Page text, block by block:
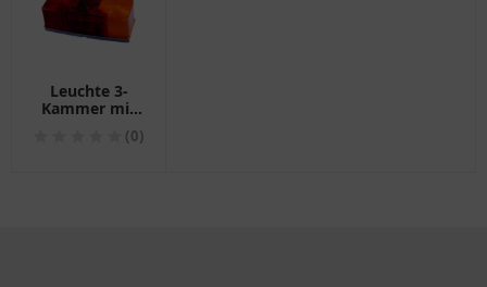
Leuchte 3-
Kammer mit
Kennzeichenleuchte
Jokon rechts(0)